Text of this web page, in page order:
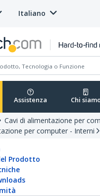
Italiano
Assistenza Chi
Cavi di alimentazione per
per computer - Interni
Prodotto